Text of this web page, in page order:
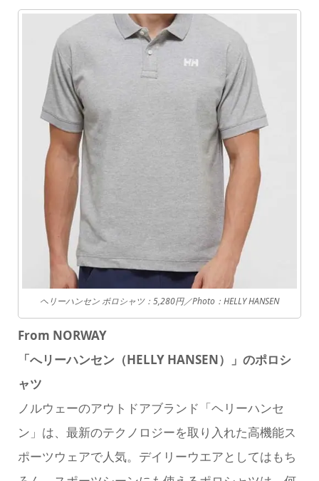
ヘリーハンセン ポロシャツ：5,280円／Photo：HELLY HANSEN
From NORWAY
「へリーハンセン（HELLY HANSEN）」のポロシ
ャツ
ノルウェーのアウトドアブランド「ヘリーハンセ
ン」は、最新のテクノロジーを取り入れた高機能ス
ポーツウェアで人気。デイリーウエアとしてはもち